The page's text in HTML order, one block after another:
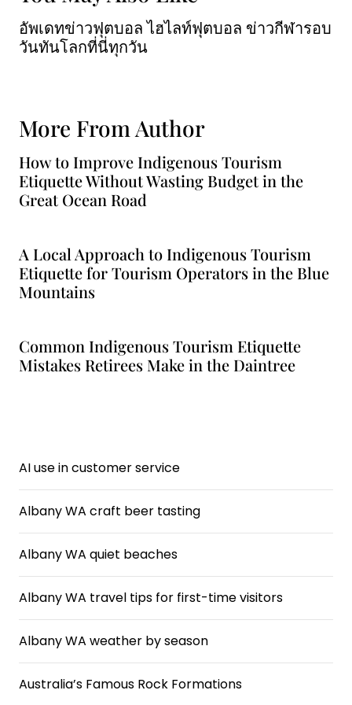
อัพเดทข่าวฟุตบอล ไฮไลท์ฟุตบอล ข่าวกีฬารอบ
วันทันโลกที่นี่ทุกวัน
More From Author
How to Improve Indigenous Tourism
Etiquette Without Wasting Budget in the
Great Ocean Road
A Local Approach to Indigenous Tourism
Etiquette for Tourism Operators in the Blue
Mountains
Common Indigenous Tourism Etiquette
Mistakes Retirees Make in the Daintree
AI use in customer service
Albany WA craft beer tasting
Albany WA quiet beaches
Albany WA travel tips for first-time visitors
Albany WA weather by season
Australia’s Famous Rock Formations